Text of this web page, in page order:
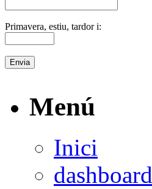
Primavera, estiu, tardor i:
Menú
Inici
dashboard